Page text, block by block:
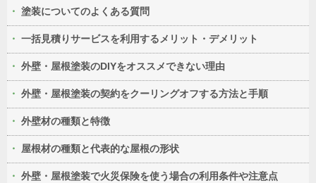
塗装についてのよくある質問
一括見積りサービスを利用するメリット・デメリット
外壁・屋根塗装のDIYをオススメできない理由
外壁・屋根塗装の契約をクーリングオフする方法と手順
外壁材の種類と特徴
屋根材の種類と代表的な屋根の形状
外壁・屋根塗装で火災保険を使う場合の利用条件や注意点